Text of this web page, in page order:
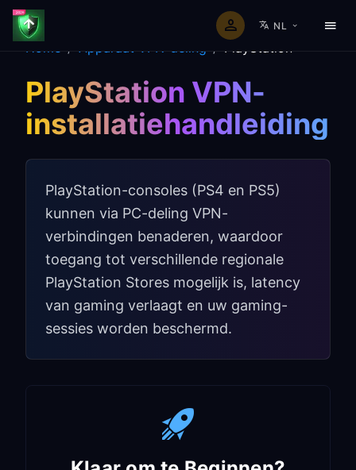
NL
Home / Apparaat VPN-deling / PlayStation
PlayStation VPN-
installatiehandleiding
PlayStation-consoles (PS4 en PS5)
kunnen via PC-deling VPN-
verbindingen benaderen, waardoor
toegang tot verschillende regionale
PlayStation Stores mogelijk is, latency
van gaming verlaagt en uw gaming-
sessies worden beschermd.